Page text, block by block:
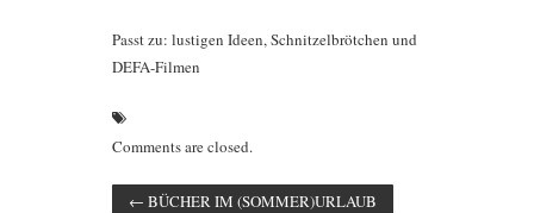
Passt zu: lustigen Ideen, Schnitzelbrötchen und
DEFA-Filmen
Comments are closed.
← BÜCHER IM (SOMMER)URLAUB